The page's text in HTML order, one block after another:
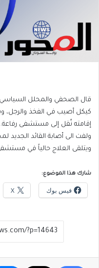
قال الصحفي والمحلل
كيكل أصيب في الفخذ
إقامته نُقل إلى مستشفى رفاعة.
ولفت الى أصابة القائد الجديد
ويتلقى العلاج حالياً في
شارك هذا الموضوع:
فيس بوك X